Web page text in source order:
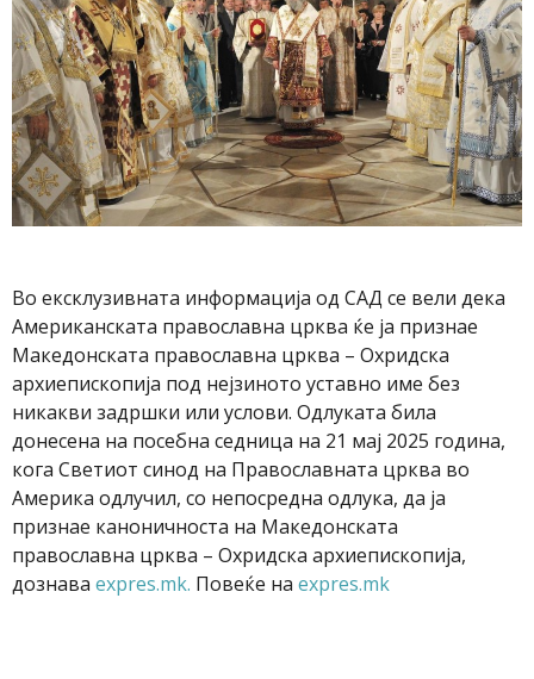
Во ексклузивната информација од САД се вели дека
Американската православна црква ќе ја признае
Македонската православна црква – Охридска
архиепископија под нејзиното уставно име без
никакви задршки или услови. Одлуката била
донесена на посебна седница на 21 мај 2025 година,
кога Светиот синод на Православната црква во
Америка одлучил, со непосредна одлука, да ја
признае каноничноста на Македонската
православна црква – Охридска архиепископија,
дознава expres.mk. Повеќе на еxpres.mk